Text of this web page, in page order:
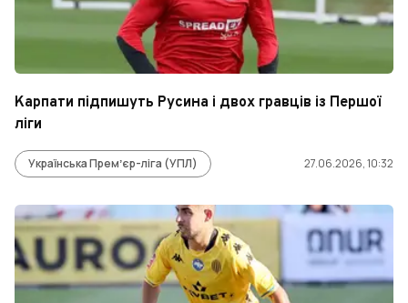
Карпати підпишуть Русина і двох гравців із Першої
ліги
Українська Премʼєр-ліга (УПЛ) 27.06.2026, 10:32